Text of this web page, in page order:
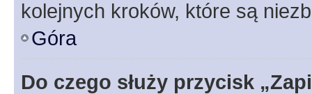
kolejnych kroków, które są
Góra
Do czego służy przycisk